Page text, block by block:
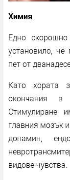
Химия
Едно
установило, че
пет от
Като хората
окончания в
Стимулиране
главния мозък
допамин,
видове чувства.